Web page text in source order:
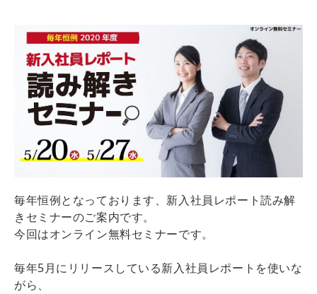
毎年恒例となっております、新入社員レポート読み解
きセミナーのご案内です。
今回はオンライン無料セミナーです。
毎年5月にリリースしている新入社員レポートを使いな
がら、